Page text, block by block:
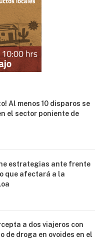
Al menos 10 disparos se
el sector poniente de
estrategias ante frente
que afectará a la
a dos viajeros con
de droga en ovoides en el